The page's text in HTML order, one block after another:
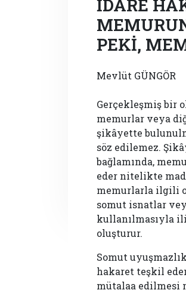
İDARE
PEKİ,
Mevlüt GÜNGÖR
Gerçekleşmiş bir
memurlar veya
şikâyette
söz edilemez.
bağlamında,
eder nitelikte
memurlarla ilgili
somut isnatlar
kullanılmasıyla
oluşturur.
Somut
hakaret teşkil
mütalaa edilmesi